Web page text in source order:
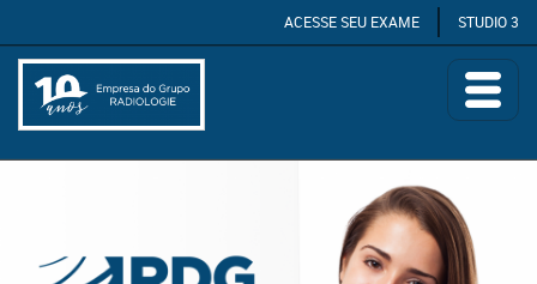
ACESSE SEU EXAME STUDIO 3